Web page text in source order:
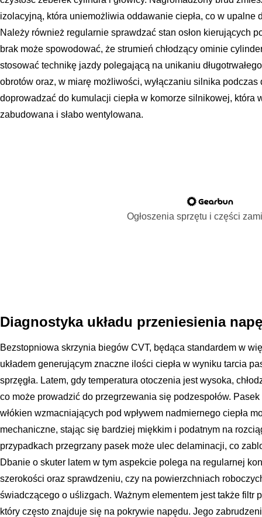
izolacyjną, która uniemożliwia oddawanie ciepła, co w upalne
Należy również regularnie sprawdzać stan osłon kierujących
brak może spowodować, że strumień chłodzący ominie
stosować technikę jazdy polegającą na unikaniu
obrotów oraz, w miarę możliwości, wyłączaniu silnika podczas
doprowadzać do kumulacji ciepła w komorze silnikowej, która
zabudowana i słabo wentylowana.
Ogłoszenia sprzętu i części
Diagnostyka układu przeniesienia
Bezstopniowa skrzynia biegów CVT, będąca standardem w
układem generującym znaczne ilości ciepła w wyniku tarcia
sprzęgła. Latem, gdy temperatura otoczenia jest wysoka,
co może prowadzić do przegrzewania się podzespołów.
włókien wzmacniających pod wpływem nadmiernego ciepła
mechaniczne, stając się bardziej miękkim i podatnym na
przypadkach przegrzany pasek może ulec delaminacji, co
Dbanie o skuter latem w tym aspekcie polega na regularnej
szerokości oraz sprawdzeniu, czy na powierzchniach
świadczącego o uślizgach. Ważnym elementem jest także filtr
który często znajduje się na pokrywie napędu. Jego